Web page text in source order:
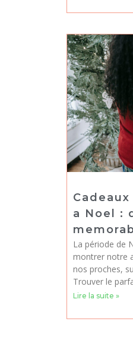
a Noel :
La période de
montrer notre
nos proches,
Trouver le
Lire la suite »